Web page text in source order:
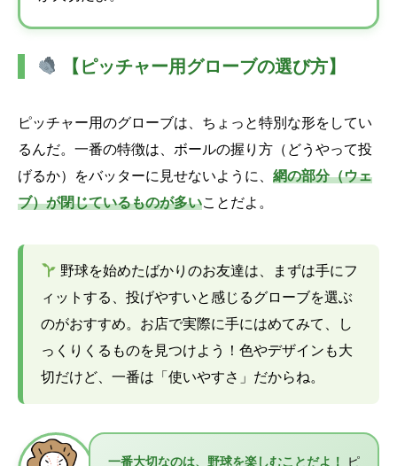
【ピッチャー用グローブの選び方】
ピッチャー用のグローブは、ちょっと特別な形をしてい
るんだ。一番の特徴は、ボールの握り方（どうやって投
げるか）をバッターに見せないように、 網の部分（ウェ
ブ）が閉じているものが多いことだよ。
野球を始めたばかりのお友達は、まずは手にフ
ィットする、投げやすいと感じるグローブを選ぶ
のがおすすめ。お店で実際に手にはめてみて、し
っくりくるものを見つけよう！色やデザインも大
切だけど、一番は「使いやすさ」だからね。
一番大切なのは、野球を楽しむことだよ！
ピ